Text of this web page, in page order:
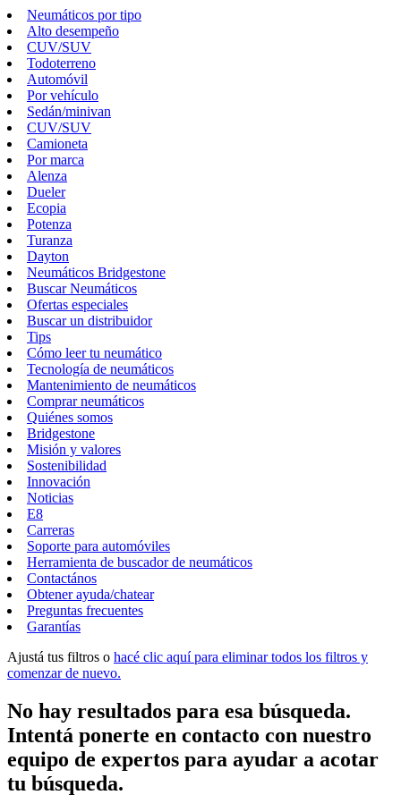
Neumáticos por tipo
Alto desempeño
CUV/SUV
Todoterreno
Automóvil
Por vehículo
Sedán/minivan
CUV/SUV
Camioneta
Por marca
Alenza
Dueler
Ecopia
Potenza
Turanza
Dayton
Neumáticos Bridgestone
Buscar Neumáticos
Ofertas especiales
Buscar un distribuidor
Tips
Cómo leer tu neumático
Tecnología de neumáticos
Mantenimiento de neumáticos
Comprar neumáticos
Quiénes somos
Bridgestone
Misión y valores
Sostenibilidad
Innovación
Noticias
E8
Carreras
Soporte para automóviles
Herramienta de buscador de neumáticos
Contactános
Obtener ayuda/chatear
Preguntas frecuentes
Garantías
Ajustá tus filtros o hacé clic aquí para eliminar todos los filtros y
comenzar de nuevo.
No hay resultados para esa búsqueda.
Intentá ponerte en contacto con nuestro
equipo de expertos para ayudar a acotar
tu búsqueda.